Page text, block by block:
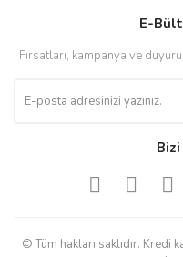
E-
Fırsatları, kampanya ve
© Tüm hakları saklıdır. Kredi